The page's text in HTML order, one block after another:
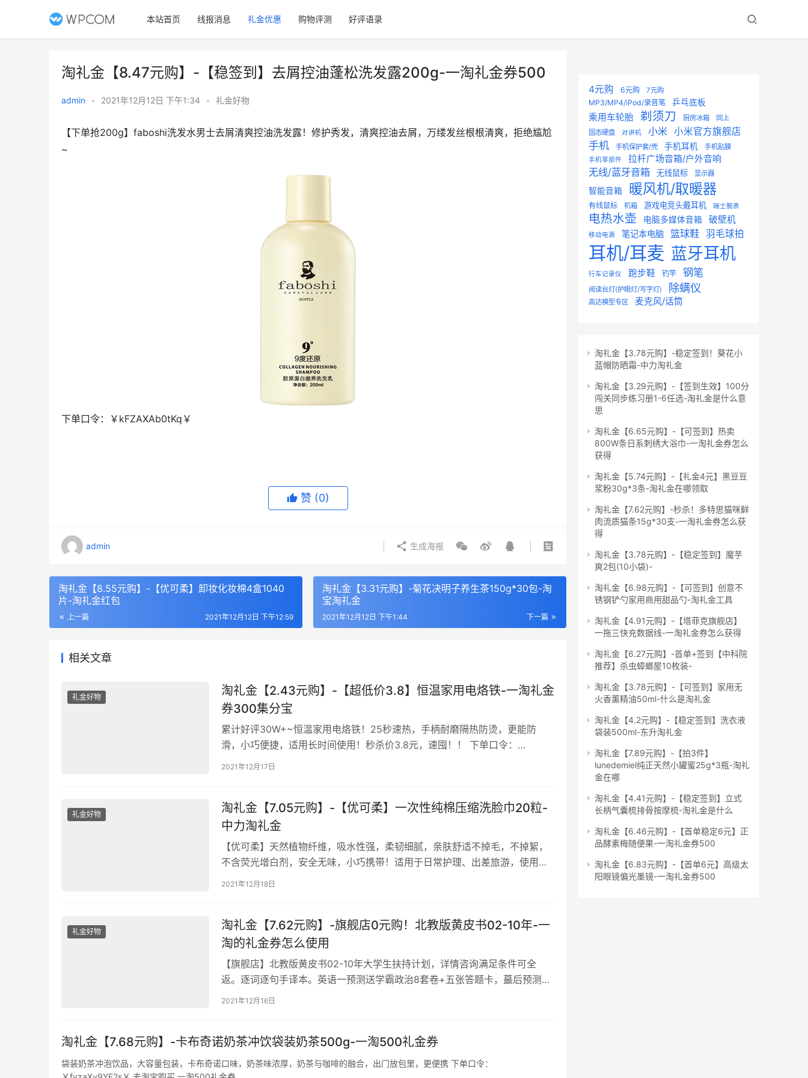
本站首页 线报消息 礼金优惠 购物评测 好评语录
淘礼金【8.47元购】-【稳签到】去屑控油蓬松洗发露200g-一淘礼金券500
admin • 2021年12月12日 下午1:34 • 礼金好物
【下单抢200g】faboshi洗发水男士去屑清爽控油洗发露！修护秀发，清爽控油去屑，万缕发丝根根清爽，拒绝尴尬
~
下单口令： ￥kFZAXAb0tKq￥
赞 (0)
admin 生成海报
淘礼金【8.55元购】-【优可柔】卸妆化妆棉4盒1040
片-淘礼金红包
上一篇 2021年12月12日 下午12:59
淘礼金【3.31元购】-菊花决明子养生茶150g*30包-淘
宝淘礼金
下一篇
2021年12月12日 下午1:44
相关文章
礼金好物
淘礼金【2.43元购】-【超低价3.8】恒温家用电烙铁-一淘礼金
券300集分宝
累计好评30W+~恒温家用电烙铁！25秒速热，手柄耐磨隔热防烫，更能防
滑，小巧便捷，适用长时间使用！秒杀价3.8元，速囤！！ 下单口令：
￥Bayy2ab282G￥ 领淘礼金下单
2021年12月17日
礼金好物
淘礼金【7.05元购】-【优可柔】一次性纯棉压缩洗脸巾20粒-
中力淘礼金
【优可柔】天然植物纤维，吸水性强，柔韧细腻，亲肤舒适不掉毛，不掉絮，
不含荧光增白剂，安全无味，小巧携带！适用于日常护理、出差旅游，使用安
全，出行更无忧！ 下单口令：￥klix2afhw5z￥ 领淘礼金下单
2021年12月18日
礼金好物
淘礼金【7.62元购】-旗舰店0元购！北教版黄皮书02-10年-一
淘的礼金券怎么使用
【旗舰店】北教版黄皮书02-10年大学生扶持计划，详情咨询满足条件可全
返。逐词逐句手译本。英语一预测送学霸政治8套卷+五张答题卡，蕞后预测5
套题搭王继辉学霸狂练，阅读真题同源，选文热点话题。 下单口令：
2021年12月16日
淘礼金【7.68元购】-卡布奇诺奶茶冲饮袋装奶茶500g-一淘500礼金券
袋装奶茶冲泡饮品，大容量包装，卡布奇诺口味，奶茶味浓厚，奶茶与咖啡的融合，出门放包里，更便携 下单口令：
4元购 6元购 7元购
MP3/MP4/iPod/录音笔 乒乓底板
乘用车轮胎 剃须刀 厨房冰箱
同上
固态硬盘
对讲机 小米 小米官方旗舰店
手机 手机保护套/壳 手机耳机 手机贴膜
手机零部件 拉杆广场音箱/户外音响
无线/蓝牙音箱 无线鼠标 显示器
智能音箱 暖风机/取暖器
有线鼠标 机箱 游戏电竞头戴耳机 瑞士腕表
电热水壶 电脑多媒体音箱 破壁机
移动电源 笔记本电脑 篮球鞋 羽毛球拍
耳机/耳麦 蓝牙耳机
行车记录仪 跑步鞋 钓竿 钢笔
阅读台灯(护眼灯/写字灯) 除螨仪
高达模型专区 麦克风/话筒
淘礼金【3.78元购】-稳定签到！葵花小
蓝帽防晒霜-中力淘礼金
淘礼金【3.29元购】-【签到生效】100分
闯关同步练习册1-6任选-淘礼金是什么意
思
淘礼金【6.65元购】-【可签到】热卖
800W条日系刺绣大浴巾-一淘礼金券怎么
获得
淘礼金【5.74元购】-【礼金4元】黑豆豆
浆粉30g*3条-淘礼金在哪领取
淘礼金【7.62元购】-秒杀！多特思猫咪鲜
肉流质猫条15g*30支-一淘礼金券怎么获
得
淘礼金【3.78元购】-【稳定签到】魔芋
爽2包(10小袋)-
淘礼金【6.98元购】-【可签到】创意不
锈钢铲勺家用商用甜品勺-淘礼金工具
淘礼金【4.91元购】-【塔菲克旗舰店】
一拖三快充数据线-一淘礼金券怎么获得
淘礼金【6.27元购】-首单+签到【中科院
推荐】杀虫蟑螂屋10枚装-
淘礼金【3.78元购】-【可签到】家用无
火香薰精油50ml-什么是淘礼金
淘礼金【4.2元购】-【稳定签到】洗衣液
袋装500ml-东升淘礼金
淘礼金【7.89元购】-【拍3件】
lunedemiel纯正天然小罐蜜25g*3瓶-淘礼
金在哪
淘礼金【4.41元购】-【稳定签到】立式
长柄气囊梳排骨按摩梳-淘礼金是什么
淘礼金【6.46元购】-【首单稳定6元】正
品酵素梅随便果-一淘礼金券500
淘礼金【6.83元购】-【首单6元】高级太
阳眼镜偏光墨镜-一淘礼金券500